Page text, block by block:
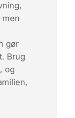
men
gør
Brug
og